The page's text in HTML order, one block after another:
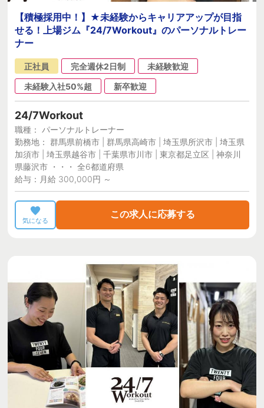
【積極採用中！】★未経験からキャリアアップが目指
せる！上場ジム『24/7Workout』のパーソナルトレー
ナー
正社員 完全週休2日制
未経験歓迎
未経験入社50%超
新卒歓迎
24/7Workout
職種： パーソナルトレーナー
勤務地： 群馬県前橋市 | 群馬県高崎市 | 埼玉県所沢市 | 埼玉県
加須市 | 埼玉県越谷市 | 千葉県市川市 | 東京都足立区 | 神奈川
県藤沢市 ・・・ 全6都道府県
給与：月給 300,000円 ～
気になる
この求人に応募する